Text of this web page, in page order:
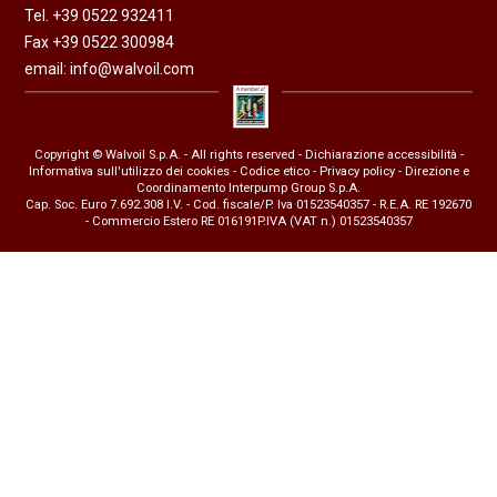
Tel. +39 0522 932411
Fax +39 0522 300984
email:info@walvoil.com
Copyright © Walvoil S.p.A. - All rights reserved - Dichiarazione accessibilità -
Informativa sull'utilizzo dei cookies- Codice etico- Privacy policy- Direzione e
Coordinamento Interpump Group S.p.A.
Cap. Soc. Euro 7.692.308 I.V. - Cod. fiscale/P. Iva 01523540357 - R.E.A. RE 192670
- Commercio Estero RE 016191P.IVA (VAT n.) 01523540357